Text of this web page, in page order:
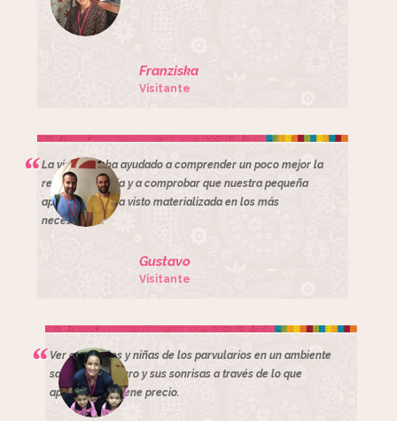
Franziska
Visitante
La visita nos ha ayudado a comprender un poco mejor la
realidad de India y a comprobar que nuestra pequeña
aportación se ha visto materializada en los más
necesitados.
Gustavo
Visitante
Ver a los niños y niñas de los parvularios en un ambiente
saludable, seguro y sus sonrisas a través de lo que
aprenden, no tiene precio.